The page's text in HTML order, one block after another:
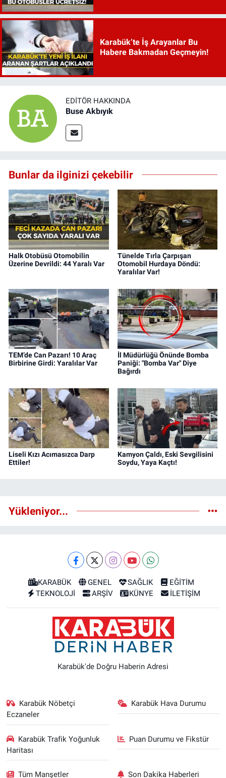
Karabük’te İş Arayanlar Bu
Habere Bakmadan Geçmeyin!
EDITÖR HAKKINDA
Buse Akbıyık
Bunlar da ilginizi çekebilir
Halk Otobüsü Otomobilin
Üzerine Devrildi: 44 Yaralı Var
Tünelde Tırla Çarpışan
Otomobil Hurdaya Döndü:
Yaralılar Var!
TEM’de Can Pazarı! 10 Araç
Birbirine Girdi: Yaralılar Var
İl Müdürlüğü Önünde Bomba
Paniği: "Bomba Var" Diye
Bağırdı
Liseli Kızı Acımasızca Darp
Ettiler!
Kamyon Çaldı, Eski Sevgilisini
Soydu, Yaya Kaçtı!
Yükleniyor...
KARABÜK GENEL SAĞLIK
EĞİTİM
TEKNOLOJİ
ARŞİV KÜNYE İLETİŞİM
Karabük'de Doğru Haberin Adresi
Karabük Nöbetçi
Eczaneler
Karabük Hava Durumu
Karabük Trafik Yoğunluk
Haritası
Puan Durumu ve Fikstür
Tüm Manşetler Son Dakika Haberleri